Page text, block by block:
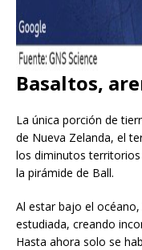
Basaltos,
La única porción de
de Nueva Zelanda, el
los diminutos
la pirámide de Ball.
Al estar bajo el
estudiada, creando
Hasta ahora solo se